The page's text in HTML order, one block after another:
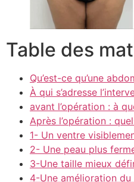
Table des
Qu’est-ce qu’une
À qui s’adresse
avant l’opération : à
Après l’opération :
1- Un ventre
2- Une peau plus
3-Une taille mieux
4-Une amélioration